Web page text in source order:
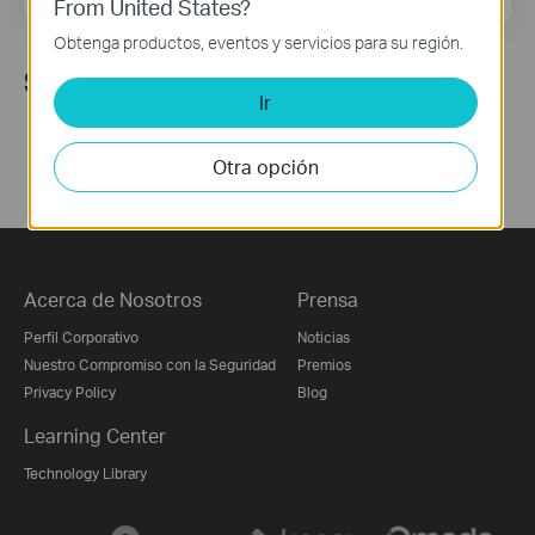
Síguenos
Acerca de Nosotros
Perfil Corporativo
Nuestro Compromiso con la Seguridad
Privacy Policy
Prensa
Noticias
Premios
Blog
Learning Center
Technology Library
From United States?
Obtenga productos, eventos y servicios para su región.
Ir
Otra opción